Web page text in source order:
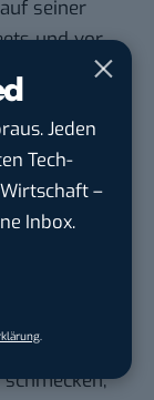
Jeden
Tech-
–
Inbox.
.
seiner
und vor
idealen Welt
ein großes
viel wie
Das
keinen